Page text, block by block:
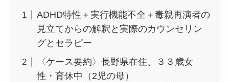
ADHD特性＋実行機能不全＋毒親再演者の
見立てからの解釈と実際のカウンセリン
グとセラピー
〈ケース要約〉長野県在住、３３歳女
性・育休中（2児の母）